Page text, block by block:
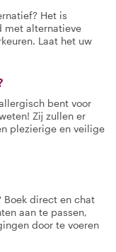
Het is
met alternatieve
Laat het uw
bent voor
Zij zullen er
plezierige en veilige
Boek direct en chat
aan te passen,
door te voeren